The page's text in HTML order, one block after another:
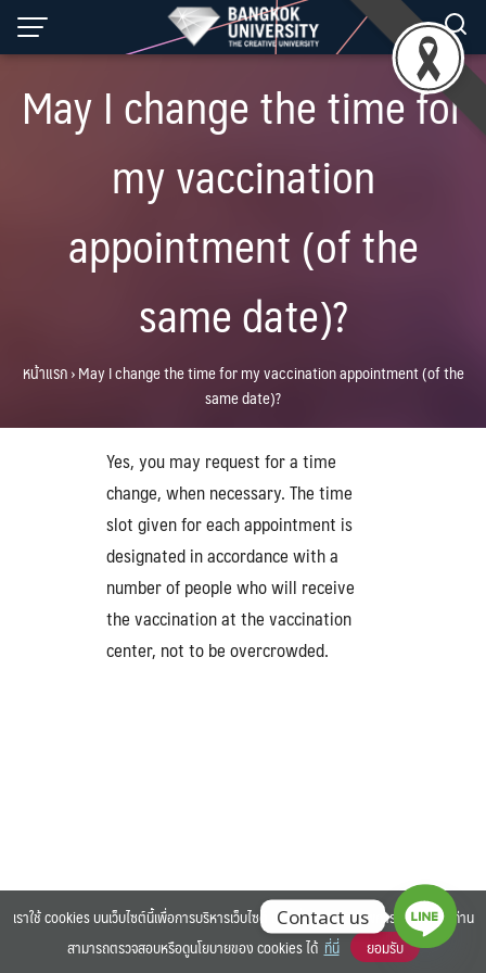
Skip
May I change the time for
my vaccination
appointment (of the
same date)?
หน้าแรก›May I change the time for my vaccination appointment (of the
same date)?
Yes, you may request for a time
change, when necessary. The time
slot given for each appointment is
designated in accordance with a
number of people who will receive
the vaccination at the vaccination
center, not to be overcrowded.
©2025 BANGKOK UNIVERSITY. ALL RIGHTS RESERVED.
เราใช้ cookies บนเว็บไซต์นี้เพื่อการบริหารเว็บไซต์ และเพิ่มประสิทธิภาพการใช้งานของท่าน
สามารถตรวจสอบหรือดูนโยบายของ cookies ได้ ที่นี่ ยอมรับ
Contact us